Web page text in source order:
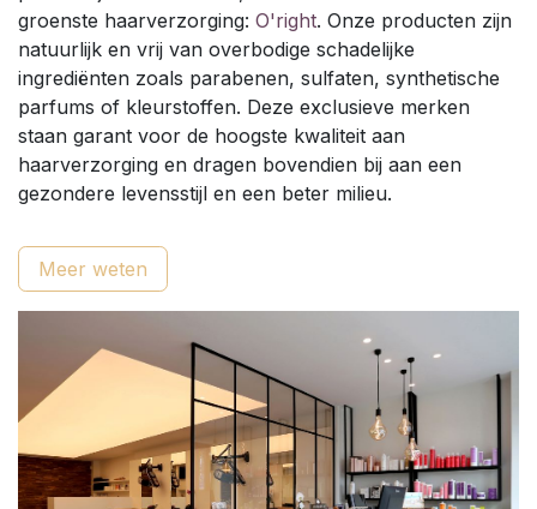
groenste haarverzorging: O'right. Onze producten zijn
natuurlijk en vrij van overbodige schadelijke
ingrediënten zoals parabenen, sulfaten, synthetische
parfums of kleurstoffen. Deze exclusieve merken
staan garant voor de hoogste kwaliteit aan
haarverzorging en dragen bovendien bij aan een
gezondere levensstijl en een beter milieu.
Meer weten